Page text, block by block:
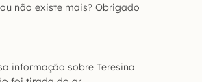
não existe mais? Obrigado
informação sobre Teresina